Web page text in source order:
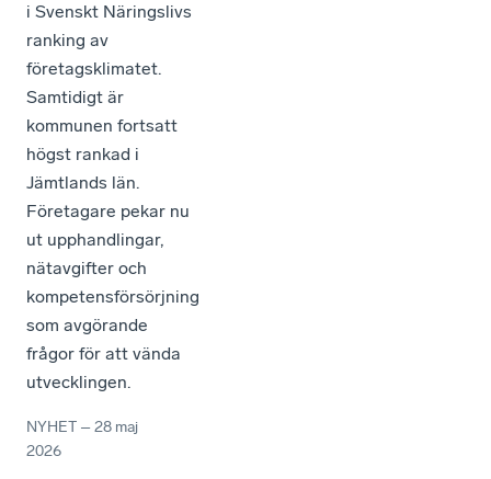
i Svenskt Näringslivs
ranking av
företagsklimatet.
Samtidigt är
kommunen fortsatt
högst rankad i
Jämtlands län.
Företagare pekar nu
ut upphandlingar,
nätavgifter och
kompetensförsörjning
som avgörande
frågor för att vända
utvecklingen.
NYHET –28 maj
2026